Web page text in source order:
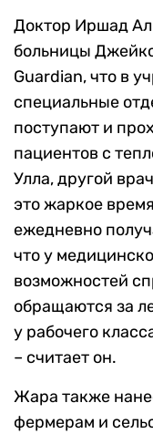
Доктор Иршад
больницы
Guardian, что в
специальные
поступают и
пациентов с
Улла, другой
это жаркое
ежедневно
что у
возможностей
обращаются за
у рабочего
– считает он.
Жара также
фермерам и